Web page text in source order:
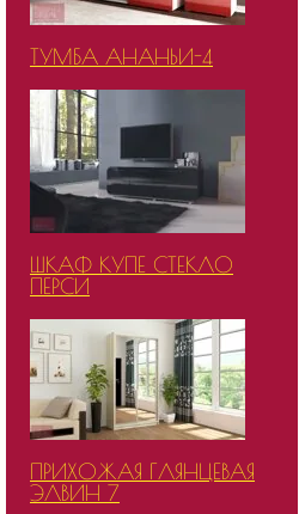
ТУМБА АНАНЬИ-4
ШКАФ КУПЕ СТЕКЛО
ПЕРСИ
ПРИХОЖАЯ ГЛЯНЦЕВАЯ
ЭЛВИН 7